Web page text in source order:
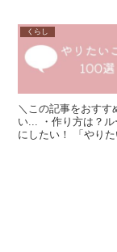
くらし
＼この記事をおすす
い... ・作り方は？
にしたい！ 「やり